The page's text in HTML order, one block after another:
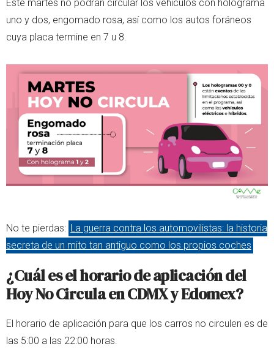
Este martes no podrán circular los vehículos con holograma
uno y dos, engomado rosa, así como los autos foráneos
cuya placa termine en 7 u 8.
No te pierdas: La guerra contra los automovilistas: la historia
secreta de un mito tan antiguo como los propios coches
¿Cuál es el horario de aplicación del
Hoy No Circula en CDMX y Edomex?
El horario de aplicación para que los carros no circulen es de
las 5:00 a las 22:00 horas.